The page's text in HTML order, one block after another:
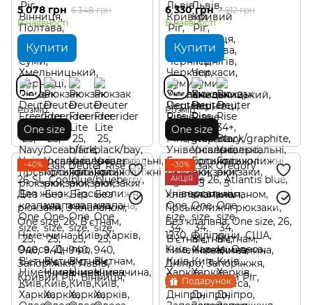
5 078 грн 6 348 грн
В наявності
Купити
Розмір
One size
6 330 грн 7 912 грн
В наявності
Купити
Розмір
One size
−40%
Подарунок
−30%
АКЦІЯ